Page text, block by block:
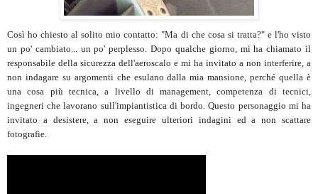
Così ho chiesto al solito mio contatto: "Ma di che cosa si tratta?" e l'ho visto
un po' cambiato... un po' perplesso. Dopo qualche giorno, mi ha chiamato il
responsabile della sicurezza dell'aeroscalo e mi ha invitato a non interferire, a
non indagare su argomenti che esulano dalla mia mansione, perché quella è
una cosa più tecnica, a livello di management, competenza di tecnici,
ingegneri che lavorano sull'impiantistica di bordo. Questo personaggio mi ha
invitato a desistere, a non eseguire ulteriori indagini ed a non scattare
fotografie.